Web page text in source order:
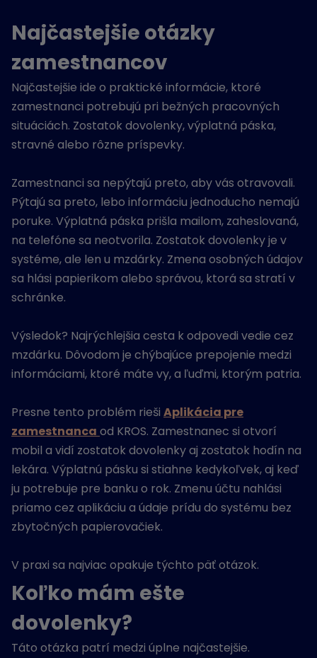
Najčastejšie otázky
zamestnancov
Najčastejšie ide o praktické informácie, ktoré
zamestnanci potrebujú pri bežných pracovných
situáciách. Zostatok dovolenky, výplatná páska,
stravné alebo rôzne príspevky.
Zamestnanci sa nepýtajú preto, aby vás otravovali.
Pýtajú sa preto, lebo informáciu jednoducho nemajú
poruke. Výplatná páska prišla mailom, zaheslovaná,
na telefóne sa neotvorila. Zostatok dovolenky je v
systéme, ale len u mzdárky. Zmena osobných údajov
sa hlási papierikom alebo správou, ktorá sa stratí v
schránke.
Výsledok? Najrýchlejšia cesta k odpovedi vedie cez
mzdárku. Dôvodom je chýbajúce prepojenie medzi
informáciami, ktoré máte vy, a ľuďmi, ktorým patria.
Presne tento problém rieši Aplikácia pre
zamestnanca od KROS. Zamestnanec si otvorí
mobil a vidí zostatok dovolenky aj zostatok hodín na
lekára. Výplatnú pásku si stiahne kedykoľvek, aj keď
ju potrebuje pre banku o rok. Zmenu účtu nahlási
priamo cez aplikáciu a údaje prídu do systému bez
zbytočných papierovačiek.
V praxi sa najviac opakuje týchto päť otázok.
Koľko mám ešte
dovolenky?
Táto otázka patrí medzi úplne najčastejšie.